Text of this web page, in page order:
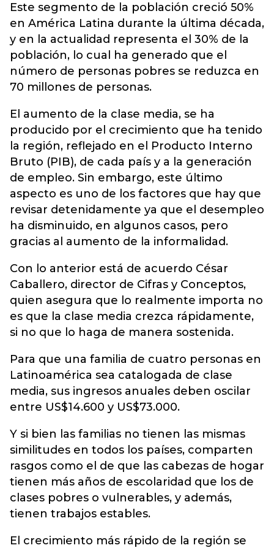
Este segmento de la población creció 50%
en América Latina durante la última década,
y en la actualidad representa el 30% de la
población, lo cual ha generado que el
número de personas pobres se reduzca en
70 millones de personas.
El aumento de la clase media, se ha
producido por el crecimiento que ha tenido
la región, reflejado en el Producto Interno
Bruto (PIB), de cada país y a la generación
de empleo. Sin embargo, este último
aspecto es uno de los factores que hay que
revisar detenidamente ya que el desempleo
ha disminuido, en algunos casos, pero
gracias al aumento de la informalidad.
Con lo anterior está de acuerdo César
Caballero, director de Cifras y Conceptos,
quien asegura que lo realmente importa no
es que la clase media crezca rápidamente,
si no que lo haga de manera sostenida.
Para que una familia de cuatro personas en
Latinoamérica sea catalogada de clase
media, sus ingresos anuales deben oscilar
entre US$14.600 y US$73.000.
Y si bien las familias no tienen las mismas
similitudes en todos los países, comparten
rasgos como el de que las cabezas de hogar
tienen más años de escolaridad que los de
clases pobres o vulnerables, y además,
tienen trabajos estables.
El crecimiento más rápido de la región se